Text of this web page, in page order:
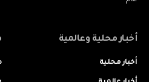
أخبار محلية وعالمية
أخبار محلية